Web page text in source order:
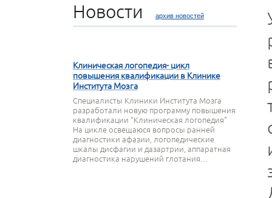
Новости архив новостей
Клиническая логопедия- цикл
повышения квалификации в Клинике
Института Мозга
Специалисты Клиники Института Мозга
разработали новую программу повышения
квалификации "Клиническая логопедия"
На цикле освещаюся вопросы ранней
диагностики афазии, логопедические
шкалы дисфагии и дазартрии, аппаратная
диагностика нарушений глотания…